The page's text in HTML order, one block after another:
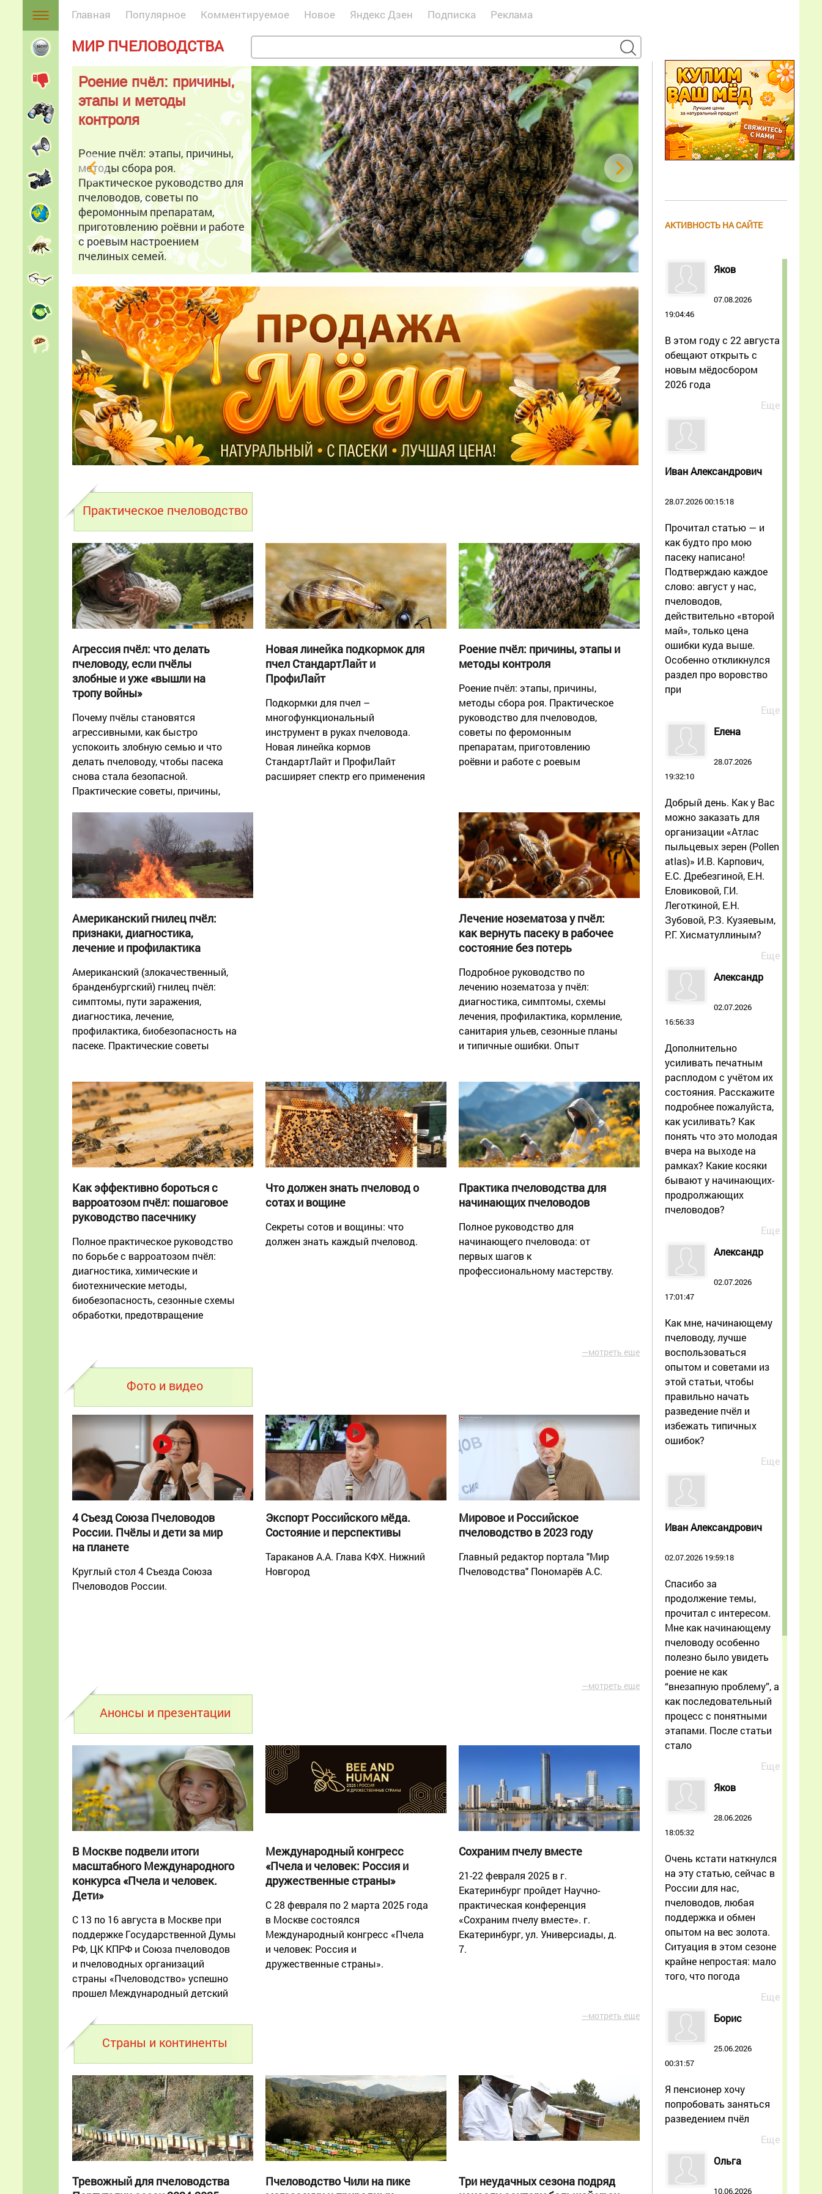
Главная Популярное Комментируемое Новое Яндекс Дзен Подписка Реклама
МИР ПЧЕЛОВОДСТВА
Роение пчёл: причины,
этапы и методы
контроля
Роение пчёл: этапы, причины,
методы сбора роя.
Практическое руководство для
пчеловодов, советы по
феромонным препаратам,
приготовлению роёвни и работе
с роевым настроением
пчелиных семей.
Практическое пчеловодство
Агрессия пчёл: что делать
пчеловоду, если пчёлы
злобные и уже «вышли на
тропу войны»
Почему пчёлы становятся
агрессивными, как быстро
успокоить злобную семью и что
делать пчеловоду, чтобы пасека
снова стала безопасной.
Практические советы, причины,
Новая линейка подкормок для
пчел СтандартЛайт и
ПрофиЛайт
Подкормки для пчел –
многофункциональный
инструмент в руках пчеловода.
Новая линейка кормов
СтандартЛайт и ПрофиЛайт
расширяет спектр его применения
Роение пчёл: причины, этапы и
методы контроля
Роение пчёл: этапы, причины,
методы сбора роя. Практическое
руководство для пчеловодов,
советы по феромонным
препаратам, приготовлению
роёвни и работе с роевым
Американский гнилец пчёл:
признаки, диагностика,
лечение и профилактика
Американский (злокачественный,
бранденбургский) гнилец пчёл:
симптомы, пути заражения,
диагностика, лечение,
профилактика, биобезопасность на
пасеке. Практические советы
Лечение нозематоза у пчёл:
как вернуть пасеку в рабочее
состояние без потерь
Подробное руководство по
лечению нозематоза у пчёл:
диагностика, симптомы, схемы
лечения, профилактика, кормление,
санитария ульев, сезонные планы
и типичные ошибки. Опыт
Как эффективно бороться с
варроатозом пчёл: пошаговое
руководство пасечнику
Полное практическое руководство
по борьбе с варроатозом пчёл:
диагностика, химические и
биотехнические методы,
биобезопасность, сезонные схемы
обработки, предотвращение
Что должен знать пчеловод о
сотах и вощине
Секреты сотов и вощины: что
должен знать каждый пчеловод.
Практика пчеловодства для
начинающих пчеловодов
Полное руководство для
начинающего пчеловода: от
первых шагов к
профессиональному мастерству.
—мотреть еще
Фото и видео
4 Съезд Союза Пчеловодов
России. Пчёлы и дети за мир
на планете
Круглый стол 4 Съезда Союза
Пчеловодов России.
Экспорт Российского мёда.
Состояние и перспективы
Тараканов А.А. Глава КФХ. Нижний
Новгород
Мировое и Российское
пчеловодство в 2023 году
Главный редактор портала "Мир
Пчеловодства" Пономарёв А.С.
—мотреть еще
Анонсы и презентации
В Москве подвели итоги
масштабного Международного
конкурса «Пчела и человек.
Дети»
С 13 по 16 августа в Москве при
поддержке Государственной Думы
РФ, ЦК КПРФ и Союза пчеловодов
и пчеловодных организаций
страны «Пчеловодство» успешно
прошел Международный детский
Международный конгресс
«Пчела и человек: Россия и
дружественные страны»
С 28 февраля по 2 марта 2025 года
в Москве состоялся
Международный конгресс «Пчела
и человек: Россия и
дружественные страны».
Сохраним пчелу вместе
21-22 февраля 2025 в г.
Екатеринбург пройдет Научно-
практическая конференция
«Сохраним пчелу вместе». г.
Екатеринбург, ул. Универсиады, д.
7.
—мотреть еще
Страны и континенты
Тревожный для пчеловодства
Пчеловодство Чили на пике
Три неудачных сезона подряд
АКТИВНОСТЬ НА САЙТЕ
Яков
07.08.2026
19:04:46
В этом году с 22 августа
обещают открыть с
новым мёдосбором
2026 года
Еще
Иван Александрович
28.07.2026 00:15:18
Прочитал статью — и
как будто про мою
пасеку написано!
Подтверждаю каждое
слово: август у нас,
пчеловодов,
действительно «второй
май», только цена
ошибки куда выше.
Особенно откликнулся
раздел про воровство
при
Еще
Елена
28.07.2026
19:32:10
Добрый день. Как у Вас
можно заказать для
организации «Атлас
пыльцевых зерен (Pollen
atlas)» И.В. Карпович,
Е.С. Дребезгиной, Е.Н.
Еловиковой, Г.И.
Леготкиной, Е.Н.
Зубовой, Р.З. Кузяевым,
Р.Г. Хисматуллиным?
Еще
Александр
02.07.2026
16:56:33
Дополнительно
усиливать печатным
расплодом с учётом их
состояния. Расскажите
подробнее пожалуйста,
как усиливать? Как
понять что это молодая
вчера на выходе на
рамках? Какие косяки
бывают у начинающих-
продролжающих
пчеловодов?
Еще
Александр
02.07.2026
17:01:47
Как мне, начинающему
пчеловоду, лучше
воспользоваться
опытом и советами из
этой статьи, чтобы
правильно начать
разведение пчёл и
избежать типичных
ошибок?
Еще
Иван Александрович
02.07.2026 19:59:18
Спасибо за
продолжение темы,
прочитал с интересом.
Мне как начинающему
пчеловоду особенно
полезно было увидеть
роение не как
“внезапную проблему”, а
как последовательный
процесс с понятными
этапами. После статьи
стало
Еще
Яков
28.06.2026
18:05:32
Очень кстати наткнулся
на эту статью, сейчас в
России для нас,
пчеловодов, любая
поддержка и обмен
опытом на вес золота.
Ситуация в этом сезоне
крайне непростая: мало
того, что погода
Еще
Борис
25.06.2026
00:31:57
Я пенсионер хочу
попробовать заняться
разведением пчёл
Еще
Ольга
10.06.2026